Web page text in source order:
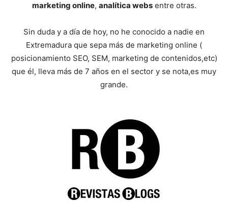
marketing online, analítica websentre otras.
Sin duda y a día de hoy, no he conocido a nadie en
Extremadura que sepa más de marketing online (
posicionamiento SEO, SEM, marketing de contenidos,etc)
que él, lleva más de 7 años en el sector y se nota,es muy
grande.